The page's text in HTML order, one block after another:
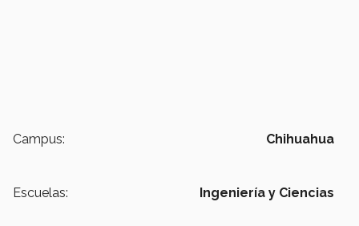
Campus: Chihuahua
Escuelas: Ingeniería y Ciencias